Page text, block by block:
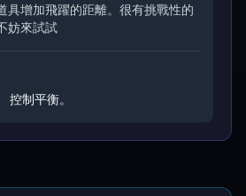
具增加飛躍的距離。很有挑戰性的
妨來試試
控制平衡。